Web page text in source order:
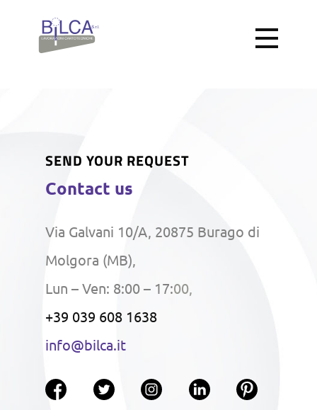
SEND YOUR REQUEST
Contact us
Via Galvani 10/A, 20875 Burago di
Molgora (MB),
Lun – Ven: 8:00 – 17:00,
+39 039 608 1638
info@bilca.it